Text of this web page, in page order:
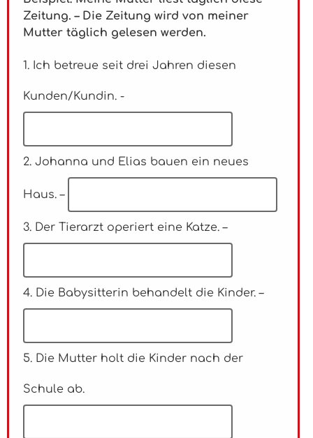
Zeitung. – Die Zeitung wird von meiner
Mutter täglich gelesen werden.
1. Ich betreue seit drei Jahren diesen
Kunden/Kundin. -
2. Johanna und Elias bauen ein neues
Haus. –
3. Der Tierarzt operiert eine Katze. –
4. Die Babysitterin behandelt die Kinder. –
5. Die Mutter holt die Kinder nach der
Schule ab.